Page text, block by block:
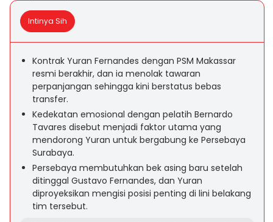
Intinya Sih
Kontrak Yuran Fernandes dengan PSM Makassar
resmi berakhir, dan ia menolak tawaran
perpanjangan sehingga kini berstatus bebas
transfer.
Kedekatan emosional dengan pelatih Bernardo
Tavares disebut menjadi faktor utama yang
mendorong Yuran untuk bergabung ke Persebaya
Surabaya.
Persebaya membutuhkan bek asing baru setelah
ditinggal Gustavo Fernandes, dan Yuran
diproyeksikan mengisi posisi penting di lini belakang
tim tersebut.